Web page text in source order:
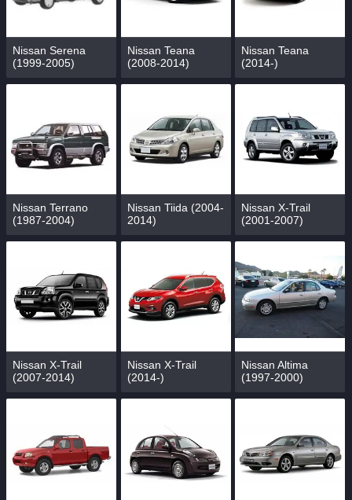
Nissan Serena
(1999-2005)
Nissan Teana
(2008-2014)
Nissan Teana
(2014-)
Nissan Terrano
(1987-2004)
Nissan Tiida (2004-
2014)
Nissan X-Trail
(2001-2007)
Nissan X-Trail
(2007-2014)
Nissan X-Trail
(2014-)
Nissan Altima
(1997-2000)